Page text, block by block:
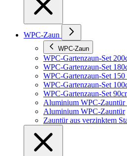
WPC-Zaun
WPC-Zaun
WPC-Gartenzaun-Set
WPC-Gartenzaun-Set
WPC-Gartenzaun-Set 150
WPC-Gartenzaun-Set
WPC-Gartenzaun-Set
Aluminium WPC-Zauntür
Aluminium WPC-Zauntür
Zauntür aus verzinktem